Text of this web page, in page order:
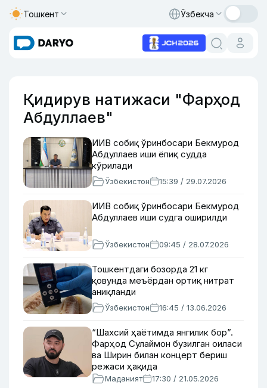
Тошкент Ўзбекча
Қидирув натижаси "Фарҳод
Абдуллаев"
ИИВ собиқ ўринбосари Бекмурод
Абдуллаев иши ёпиқ судда
кўрилади
Ўзбекистон 15:39 / 29.07.2026
ИИВ собиқ ўринбосари Бекмурод
Абдуллаев иши судга оширилди
Ўзбекистон 09:45 / 28.07.2026
Тошкентдаги бозорда 21 кг
қовунда меъёрдан ортиқ нитрат
аниқланди
Ўзбекистон 16:45 / 13.06.2026
“Шахсий ҳаётимда янгилик бор”.
Фарҳод Сулаймон бузилган оиласи
ва Ширин билан концерт бериш
режаси ҳақида
Маданият 17:30 / 21.05.2026